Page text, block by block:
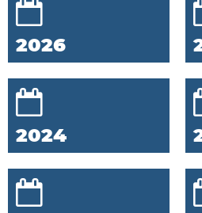
2026
2024